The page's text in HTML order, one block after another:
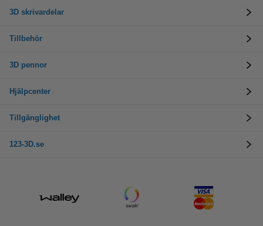
3D skrivardelar
Tillbehör
3D pennor
Hjälpcenter
Tillgänglighet
123-3D.se